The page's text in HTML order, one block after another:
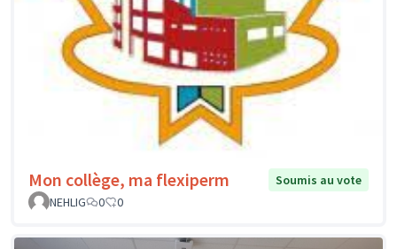
Mon collège, ma flexiperm
Soumis au vote
NEHLIG
0 0